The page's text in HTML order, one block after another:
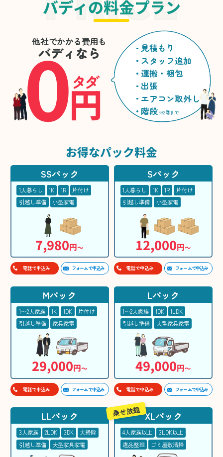
バディの料金プラン
他社でかかる費用も
バディなら
0円
タダ
見積もり
スタッフ追加
運搬・梱包
出張
エアコン取外し
階段 ※2階まで
お得なパック料金
SSパック
1人暮らし 1K 1R
片付け
引越し準備
小型家電
7,980円〜
電話で申込み フォームで申込み
Sパック
1人暮らし 1K 1R
片付け
引越し準備
小型家電
12,000円〜
電話で申込み フォームで申込み
Mパック
1〜2人家族 1K 1DK
片付け
引越し準備
家具家電
29,000円〜
電話で申込み フォームで申込み
Lパック
1〜2人家族 1DK
1LDK
引越し準備
大型家具家電
49,000円〜
電話で申込み フォームで申込み
LLパック
3人家族 2LDK 3DK
大掃除
引越し準備
大型家具家電
XLパック
4人家族以上
3LDK以上
遺品整理
ゴミ屋敷清掃
乗せ放題